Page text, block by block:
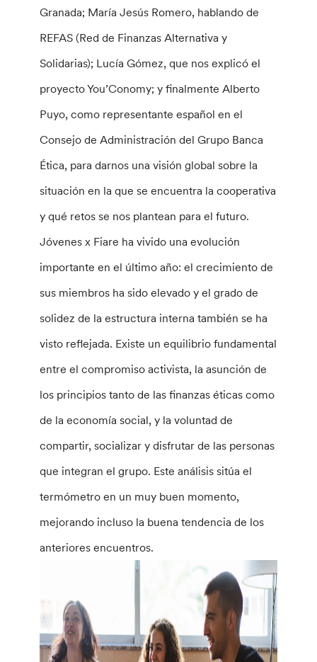
Granada; María Jesús Romero, hablando de
REFAS (Red de Finanzas Alternativa y
Solidarias); Lucía Gómez, que nos explicó el
proyecto You’Conomy; y finalmente Alberto
Puyo, como representante español en el
Consejo de Administración del Grupo Banca
Ética, para darnos una visión global sobre la
situación en la que se encuentra la cooperativa
y qué retos se nos plantean para el futuro.
Jóvenes x Fiare ha vivido una evolución
importante en el último año: el crecimiento de
sus miembros ha sido elevado y el grado de
solidez de la estructura interna también se ha
visto reflejada. Existe un equilibrio fundamental
entre el compromiso activista, la asunción de
los principios tanto de las finanzas éticas como
de la economía social, y la voluntad de
compartir, socializar y disfrutar de las personas
que integran el grupo. Este análisis sitúa el
termómetro en un muy buen momento,
mejorando incluso la buena tendencia de los
anteriores encuentros.